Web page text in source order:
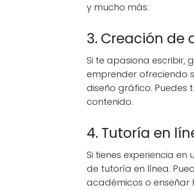
y mucho más.
3. Creación
Si te apasiona escribir,
emprender ofreciendo
diseño gráfico.
contenido.
4. Tutoría en
Si tienes experiencia
de tutoría en línea.
académicos o enseñar